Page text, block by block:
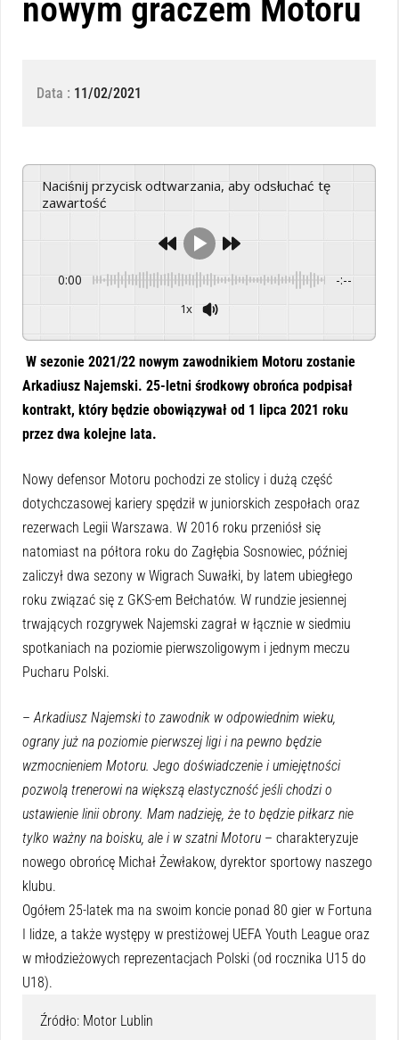
nowym graczem Motoru
Data : 11/02/2021
Naciśnij przycisk odtwarzania, aby odsłuchać tę
zawartość
0:00 -:--
1x
W sezonie 2021/22 nowym zawodnikiem Motoru zostanie
Arkadiusz Najemski. 25-letni środkowy obrońca podpisał
kontrakt, który będzie obowiązywał od 1 lipca 2021 roku
przez dwa kolejne lata.
Nowy defensor Motoru pochodzi ze stolicy i dużą część
dotychczasowej kariery spędził w juniorskich zespołach oraz
rezerwach Legii Warszawa. W 2016 roku przeniósł się
natomiast na półtora roku do Zagłębia Sosnowiec, później
zaliczył dwa sezony w Wigrach Suwałki, by latem ubiegłego
roku związać się z GKS-em Bełchatów. W rundzie jesiennej
trwających rozgrywek Najemski zagrał w łącznie w siedmiu
spotkaniach na poziomie pierwszoligowym i jednym meczu
Pucharu Polski.
–Arkadiusz Najemski to zawodnik w odpowiednim wieku,
ograny już na poziomie pierwszej ligi i na pewno będzie
wzmocnieniem Motoru. Jego doświadczenie i umiejętności
pozwolą trenerowi na większą elastyczność jeśli chodzi o
ustawienie linii obrony. Mam nadzieję, że to będzie piłkarz nie
tylko ważny na boisku, ale i w szatni Motoru – charakteryzuje
nowego obrońcę Michał Żewłakow, dyrektor sportowy naszego
klubu.
Ogółem 25-latek ma na swoim koncie ponad 80 gier w Fortuna
I lidze, a także występy w prestiżowej UEFA Youth League oraz
w młodzieżowych reprezentacjach Polski (od rocznika U15 do
U18).
Źródło: Motor Lublin